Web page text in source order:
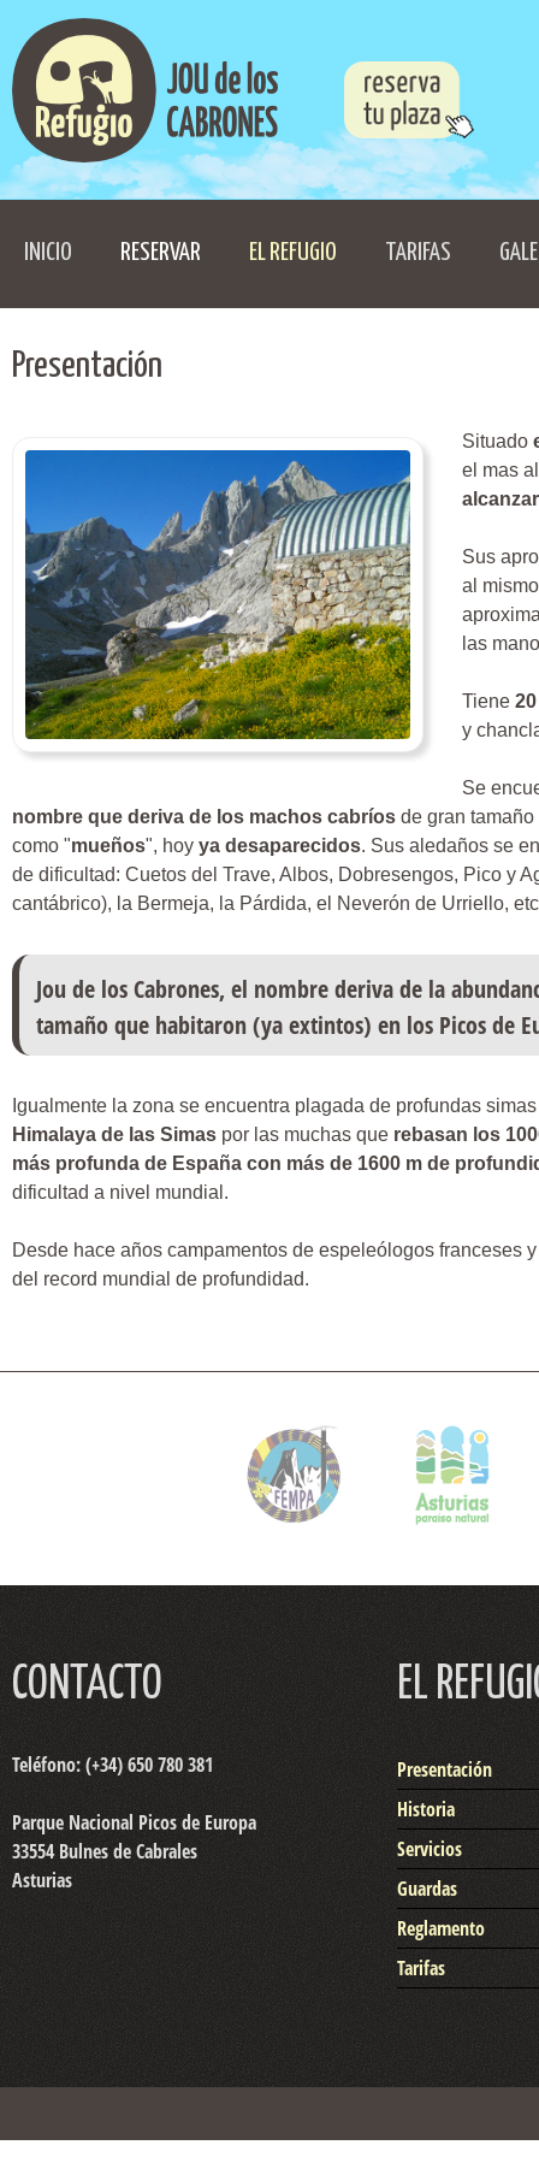
INICIO RESERVAR EL REFUGIO TARIFAS
Presentación
Situado
el mas
Sus
al
las
Tiene
y
Se
nombre que deriva de los machos cabríos de gran
como "mueños", hoy ya desaparecidos. Sus aledaños se
de dificultad: Cuetos del Trave, Albos, Dobresengos, Pico y
cantábrico), la Bermeja, la Párdida, el Neverón de Urriello,
Jou de los Cabrones, el nombre deriva de la
tamaño que habitaron (ya extintos) en los Picos de
Igualmente la zona se encuentra plagada de profundas
Himalaya de las Simas por las muchas que rebasan los
más profunda de España con más de 1600 m de
dificultad a nivel mundial.
Desde hace años campamentos de espeleólogos
del record mundial de profundidad.
CONTACTO
Teléfono: (+34) 650 780 381
Parque Nacional Picos de Europa
33554 Bulnes de Cabrales
Asturias
EL
Presentación
Historia
Servicios
Guardas
Reglamento
Tarifas